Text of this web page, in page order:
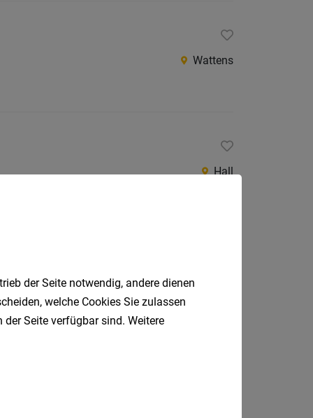
Wattens
Hall
Wattens
Rezeption
der Seite notwendig, andere dienen
welche Cookies Sie zulassen
Seite verfügbar sind. Weitere